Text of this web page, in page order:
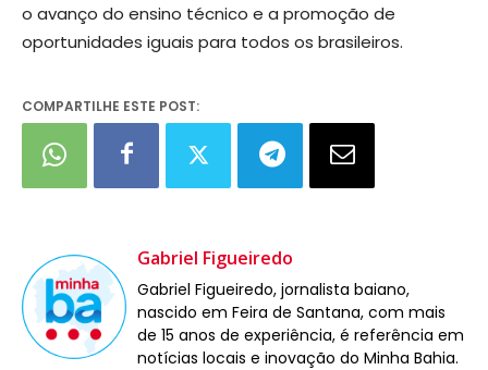
o avanço do ensino técnico e a promoção de
oportunidades iguais para todos os brasileiros.
COMPARTILHE ESTE POST:
Gabriel Figueiredo
Gabriel Figueiredo, jornalista baiano,
nascido em Feira de Santana, com mais
de 15 anos de experiência, é referência em
notícias locais e inovação do Minha Bahia.